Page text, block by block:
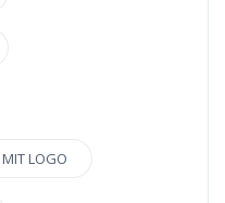
MIT LOGO